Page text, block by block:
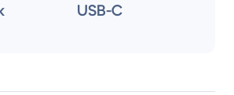
USB-C